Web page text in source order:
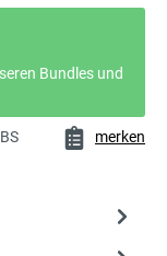
Bundles und
merken